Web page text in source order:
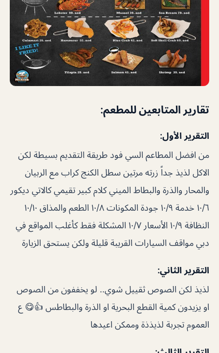
تقارير المتابعين للمطعم:
التقرير الأول:
من افضل المطاعم السي فود طريقة التقديم بسيطة لكن
الاكل لذيذ جداً زرته مرتين سطل الكنج كراب مع الربيان
والمحار والذرة والبطاط الميني كلام كبير تقيمي كالاتي ديكور
١٠/٦ خدمة ١٠/٩ جودة المكونات ١٠/٨ الطعم والمذاق ١٠/١٠
النظافة ١٠/٩ الأسعار ١٠/٧ المشكلة فقط كأغلب المواقع في
دبي مواقف السيارات القريبة قليلة ولكن يستحق الزيارة
التقرير الثاني:
لذيذ لكن الصوص ثقييل شوي.. لو يخففون من الصوص
او يزيدون كمية القطع البحرية او الذرة والبطاطس 👍😋 ع
العموم تجربة لذيذذة وممكن اعيدها